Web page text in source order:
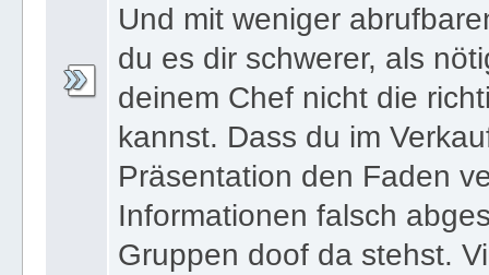
Und mit weniger
du es dir schwerer, als
deinem Chef nicht die
kannst. Dass du im
Präsentation den Faden
Informationen falsch
Gruppen doof da stehst.